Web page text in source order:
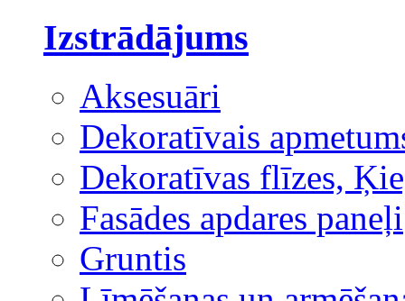
Izstrādājums
Aksesuāri
Dekoratīvais
Dekoratīvas flīzes,
Fasādes apdares paneļi
Gruntis